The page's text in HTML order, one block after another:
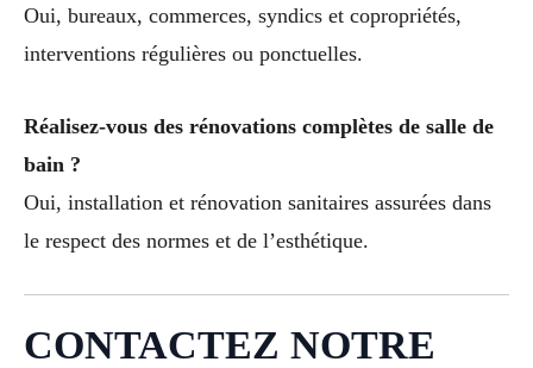
Oui, bureaux, commerces, syndics et copropriétés,
interventions régulières ou ponctuelles.
Réalisez-vous des rénovations complètes de salle de
bain ?
Oui, installation et rénovation sanitaires assurées dans
le respect des normes et de l’esthétique.
CONTACTEZ NOTRE